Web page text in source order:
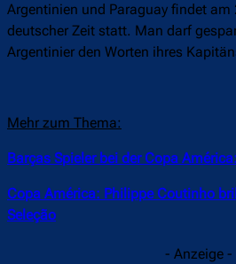
Argentinien und Paraguay findet
deutscher Zeit statt. Man darf
Argentinier den Worten ihres
Mehr zum Thema:
Barças Spieler bei der Copa
Copa América: Philippe Coutinho
Seleção
- Anzeige -